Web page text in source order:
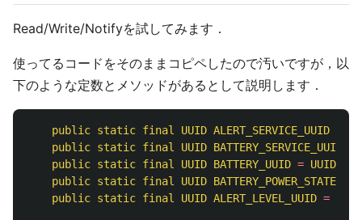
Read/Write/Notifyを試してみます．
使ってるコードをそのままコピペしたので汚いですが，以
下のような定数とメソッドがあるとして説明します．
public static final UUID ALERT_SERVICE_UUID
public static final UUID BATTERY_SERVICE_UUID
public static final UUID BATTERY_UUID = UUID
public static final UUID
public static final UUID ALERT_LEVEL_UUID =